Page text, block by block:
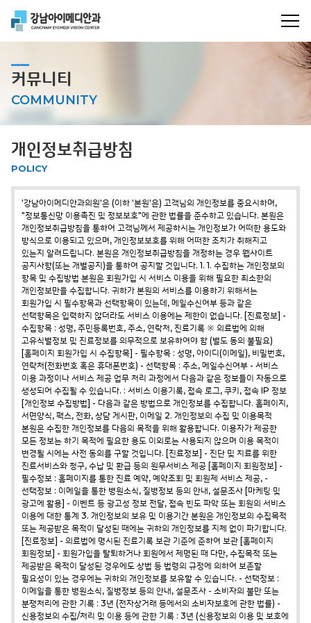
커뮤니티
COMMUNITY
개인정보취급방침
POLICY
'강남아이메디안과의원'은 (이하 '본원'은) 고객님의 개인정보를 중요시하며,
"정보통신망 이용촉진 및 정보보호"에 관한 법률을 준수하고 있습니다. 본원은
개인정보취급방침을 통하여 고객님께서 제공하시는 개인정보가 어떠한 용도와
방식으로 이용되고 있으며, 개인정보보호를 위해 어떠한 조치가 취해지고
있는지 알려드립니다. 본원은 개인정보취급방침을 개정하는 경우 웹사이트
공지사항(또는 개별공지)을 통하여 공지할 것입니다. 1. 1. 수집하는 개인정보의
항목 및 수집방법 본원은 회원가입 시 서비스 이용을 위해 필요한 최소한의
개인정보만을 수집합니다. 귀하가 본원의 서비스를 이용하기 위해서는
회원가입 시 필수항목과 선택항목이 있는데, 메일수신여부 등과 같은
선택항목은 입력하지 않더라도 서비스 이용에는 제한이 없습니다. [진료정보] -
수집항목 : 성명, 주민등록번호, 주소, 연락처, 진료기록 ※ 의료법에 의해
고유식별정보 및 진료정보를 의무적으로 보유하여야 함 (별도 동의 불필요)
[홈페이지 회원가입 시 수집항목] - 필수항목 : 성명, 아이디(이메일), 비밀번호,
연락처(전화번호 혹은 휴대폰번호) - 선택항목 : 주소, 메일수신여부 - 서비스
이용 과정이나 서비스 제공 업무 처리 과정에서 다음과 같은 정보들이 자동으로
생성되어 수집될 수 있습니다. : 서비스 이용기록, 접속 로그, 쿠키, 접속 IP 정보
[개인정보 수집방법] - 다음과 같은 방법으로 개인정보를 수집합니다. 홈페이지,
서면양식, 팩스, 전화, 상담 게시판, 이메일 2. 개인정보의 수집 및 이용목적
본원은 수집한 개인정보를 다음의 목적을 위해 활용합니다. 이용자가 제공한
모든 정보는 하기 목적에 필요한 용도 이외로는 사용되지 않으며 이용 목적이
변경될 시에는 사전 동의를 구할 것입니다. [진료정보] - 진단 및 치료를 위한
진료서비스와 청구, 수납 및 환급 등의 원무서비스 제공 [홈페이지 회원정보] -
필수정보 : 홈페이지를 통한 진료 예약, 예약조회 및 회원제 서비스 제공, -
선택정보 : 이메일을 통한 병원소식, 질병정보 등의 안내, 설문조사 [마케팅 및
광고에 활용] - 이벤트 등 광고성 정보 전달, 접속 빈도 파악 또는 회원의 서비스
이용에 대한 통계 3. 개인정보의 보유 및 이용기간 본원은 개인정보의 수집목적
또는 제공받은 목적이 달성된 때에는 귀하의 개인정보를 지체 없이 파기합니다.
[진료정보] - 의료법에 명시된 진료기록 보관 기준에 준하여 보관 [홈페이지
회원정보] - 회원가입을 탈퇴하거나 회원에서 제명된 때 다만, 수집목적 또는
제공받은 목적이 달성된 경우에도 상법 등 법령의 규정에 의하여 보존할
필요성이 있는 경우에는 귀하의 개인정보를 보유할 수 있습니다. - 선택정보 :
이메일을 통한 병원소식, 질병정보 등의 안내, 설문조사 - 소비자의 불만 또는
분쟁처리에 관한 기록 : 3년 (전자상거래 등에서의 소비자보호에 관한 법률) -
신용정보의 수집/처리 및 이용 등에 관한 기록 : 3년 (신용정보의 이용 및 보호에